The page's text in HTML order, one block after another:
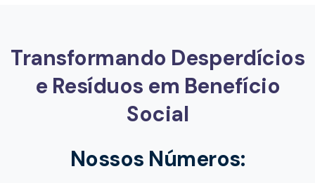
Transformando Desperdícios
e Resíduos em Benefício
Social
Nossos Números: